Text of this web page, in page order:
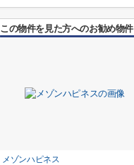
この物件を見た方へのお勧め物件
メゾンハピネス